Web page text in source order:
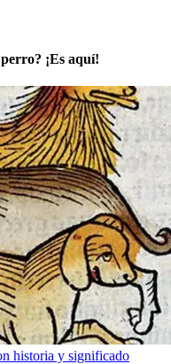
¡Es aquí!
historia y significado